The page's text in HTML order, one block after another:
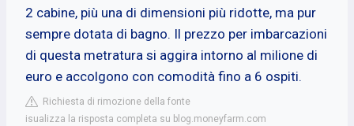
2 cabine, più una di dimensioni più ridotte, ma pur
sempre dotata di bagno. Il prezzo per imbarcazioni
di questa metratura si aggira intorno al milione di
euro e accolgono con comodità fino a 6 ospiti.
Richiesta di rimozione della fonte
isualizza la risposta completa su blog.moneyfarm.com